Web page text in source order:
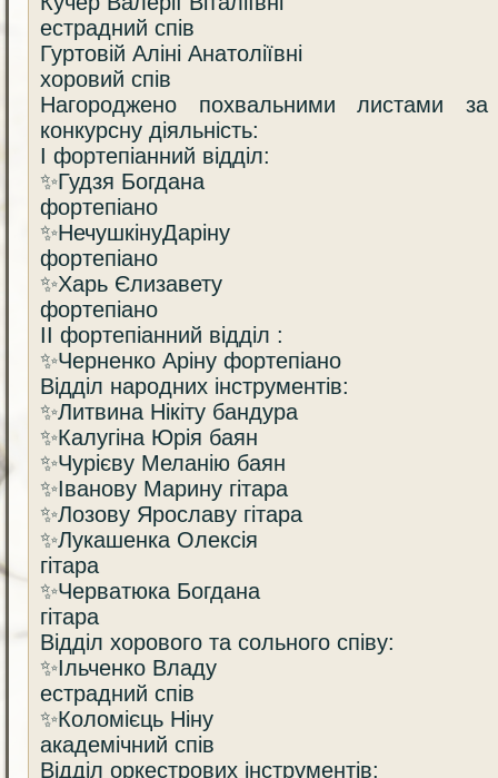
естрадний спів
Гуртовій Аліні Анатоліївні
хоровий спів
Нагороджено похвальними листами
конкурсну діяльність:
І фортепіанний відділ:
✨Гудзя Богдана
фортепіано
✨НечушкінуДаріну
фортепіано
✨Харь Єлизавету
фортепіано
ІІ фортепіанний відділ :
✨Черненко Аріну фортепіано
Відділ народних інструментів:
✨Литвина Нікіту бандура
✨Калугіна Юрія баян
✨Чурієву Меланію баян
✨Іванову Марину гітара
✨Лозову Ярославу гітара
✨Лукашенка Олексія
гітара
✨Черватюка Богдана
гітара
Відділ хорового та сольного співу:
✨Ільченко Владу
естрадний спів
✨Коломієць Ніну
академічний спів
Відділ оркестрових інструментів: